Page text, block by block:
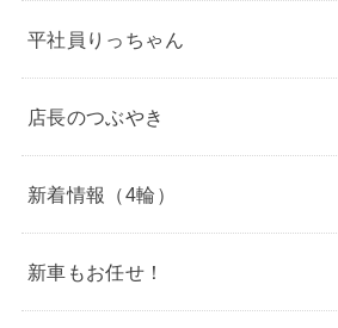
平社員りっちゃん
店長のつぶやき
新着情報（4輪）
新車もお任せ！